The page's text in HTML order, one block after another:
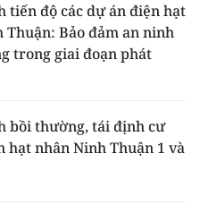
tiến độ các dự án điện hạt
Thuận: Bảo đảm an ninh
trong giai đoạn phát
bồi thường, tái định cư
hạt nhân Ninh Thuận 1 và